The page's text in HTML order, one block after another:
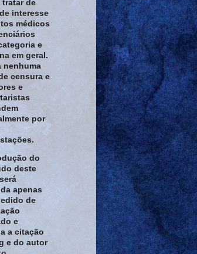
tratar de
interesse
médicos
e
em geral.
nenhuma
censura e
e
por
do
deste
apenas
de
e
a citação
e do autor